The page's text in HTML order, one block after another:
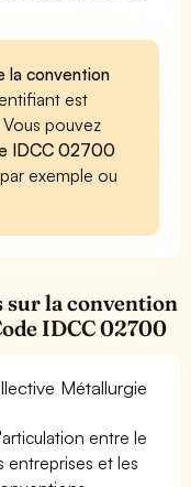
la convention
est
pouvez
IDCC 02700
exemple ou
la convention
IDCC 02700
Métallurgie
entre le
entreprises et les